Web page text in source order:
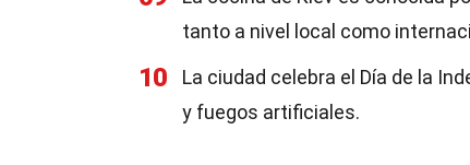
tanto a nivel local como
10
La ciudad celebra el Día de la
y fuegos artificiales.